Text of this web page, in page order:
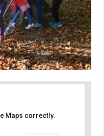
Maps correctly.